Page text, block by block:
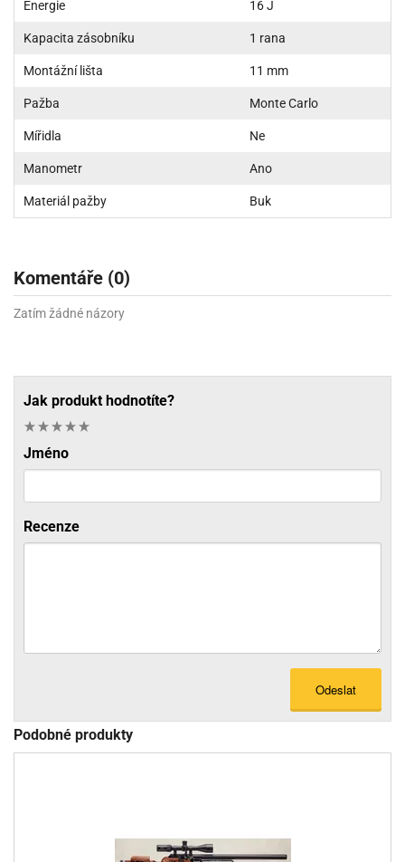
Energie 16 J
Kapacita zásobníku 1 rana
Montážní lišta 11 mm
Pažba Monte Carlo
Mířidla Ne
Manometr Ano
Materiál pažby Buk
Komentáře (0)
Zatím žádné názory
Jak produkt hodnotíte?
Jméno
Recenze
Odeslat
Podobné produkty